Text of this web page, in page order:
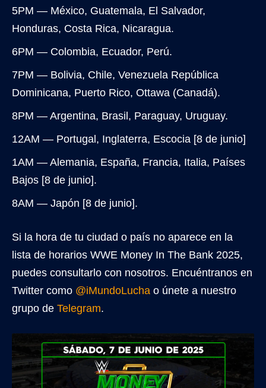
5PM — México, Guatemala, El Salvador,
Honduras, Costa Rica, Nicaragua.
6PM — Colombia, Ecuador, Perú.
7PM — Bolivia, Chile, Venezuela República
Dominicana, Puerto Rico, Ottawa (Canadá).
8PM — Argentina, Brasil, Paraguay, Uruguay.
12AM — Portugal, Inglaterra, Escocia [8 de junio]
1AM — Alemania, España, Francia, Italia, Países
Bajos [8 de junio].
8AM — Japón [8 de junio].
Si la hora de tu ciudad o país no aparece en la
lista de horarios WWE Money In The Bank 2025,
puedes consultarlo con nosotros. Encuéntranos en
Twitter como @iMundoLucha o únete a nuestro
grupo de Telegram.